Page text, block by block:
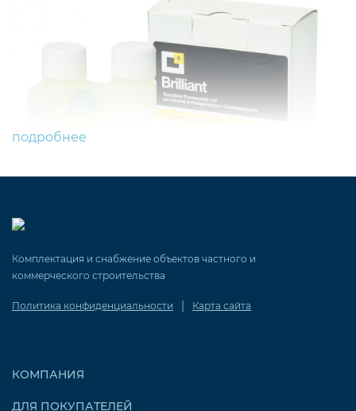
охлаждения. Они предназначены для предотвращения
утечки хладагента, что обеспечивает эффективную и
подробнее
Комплектация и снабжение объектов частного и
коммерческого строительства
Политика конфиденциальности | Карта сайта
КОМПАНИЯ
ДЛЯ ПОКУПАТЕЛЕЙ